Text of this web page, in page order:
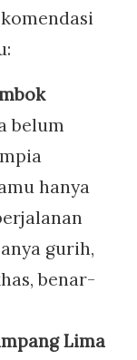
belum
hanya
gurih,
benar-
Lima